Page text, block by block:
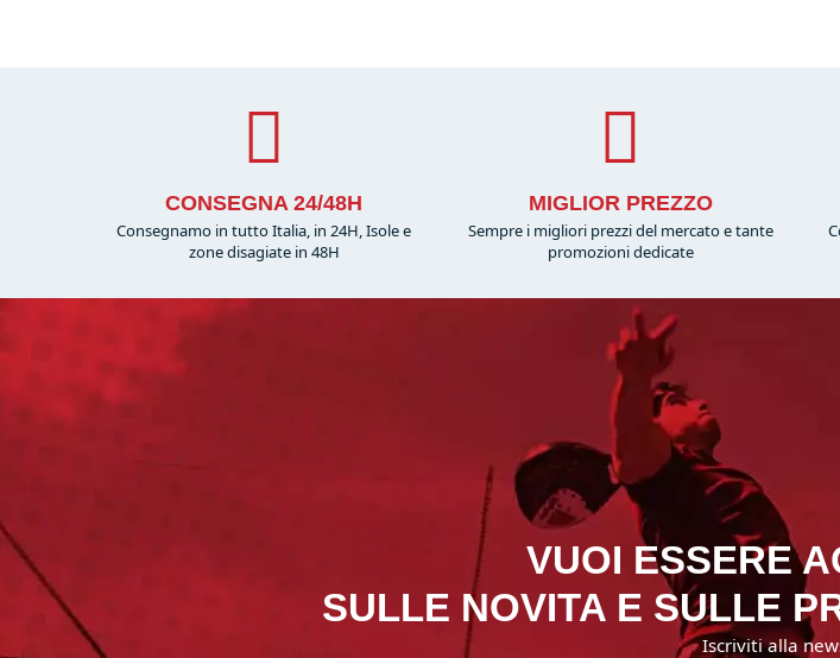
CONSEGNA 24/48H
Consegnamo in tutto Italia, in 24H, Isole e
zone disagiate in 48H
MIGLIOR PREZZO
Sempre i migliori prezzi del mercato e tante
promozioni dedicate
VUOI ESSERE
SULLE NOVITA E SULLE
Iscriviti alla